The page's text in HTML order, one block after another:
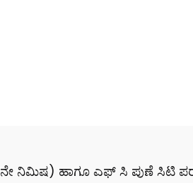
ನಿಮಿಷ) ಹಾಗೂ ಎಫ್ ಸಿ ಪುಣೆ